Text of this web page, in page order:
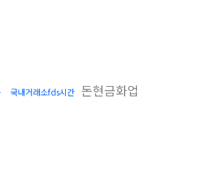
국내거래소fds시간 돈현금화업